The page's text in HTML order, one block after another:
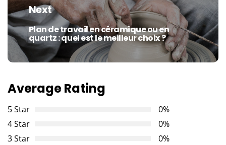
Next
Next
post:
Plan de travail en céramique ou en
quartz : quel est le meilleur choix ?
Average Rating
5 Star
0%
4 Star
0%
3 Star
0%